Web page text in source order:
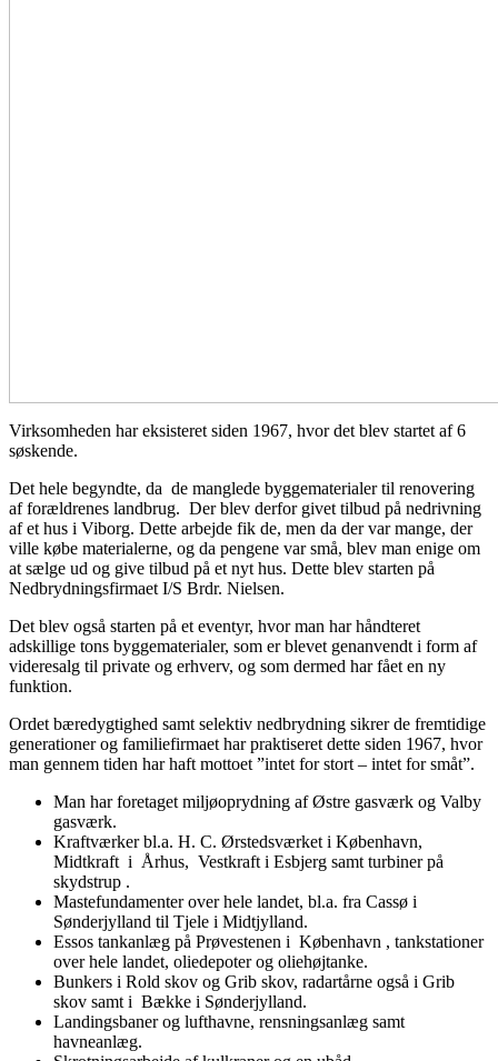
Virksomheden har eksisteret siden 1967, hvor det blev startet af 6
søskende.
Det hele begyndte, da de manglede byggematerialer til renovering
af forældrenes landbrug. Der blev derfor givet tilbud på nedrivning
af et hus i Viborg. Dette arbejde fik de, men da der var mange, der
ville købe materialerne, og da pengene var små, blev man enige om
at sælge ud og give tilbud på et nyt hus. Dette blev starten på
Nedbrydningsfirmaet I/S Brdr. Nielsen.
Det blev også starten på et eventyr, hvor man har håndteret
adskillige tons byggematerialer, som er blevet genanvendt i form af
videresalg til private og erhverv, og som dermed har fået en ny
funktion.
Ordet bæredygtighed samt selektiv nedbrydning sikrer de fremtidige
generationer og familiefirmaet har praktiseret dette siden 1967, hvor
man gennem tiden har haft mottoet ”intet for stort – intet for småt”.
Man har foretaget miljøoprydning af Østre gasværk og Valby
gasværk.
Kraftværker bl.a. H. C. Ørstedsværket i København,
Midtkraft i Århus, Vestkraft i Esbjerg samt turbiner på
skydstrup .
Mastefundamenter over hele landet, bl.a. fra Cassø i
Sønderjylland til Tjele i Midtjylland.
Essos tankanlæg på Prøvestenen i København , tankstationer
over hele landet, oliedepoter og oliehøjtanke.
Bunkers i Rold skov og Grib skov, radartårne også i Grib
skov samt i Bække i Sønderjylland.
Landingsbaner og lufthavne, rensningsanlæg samt
havneanlæg.